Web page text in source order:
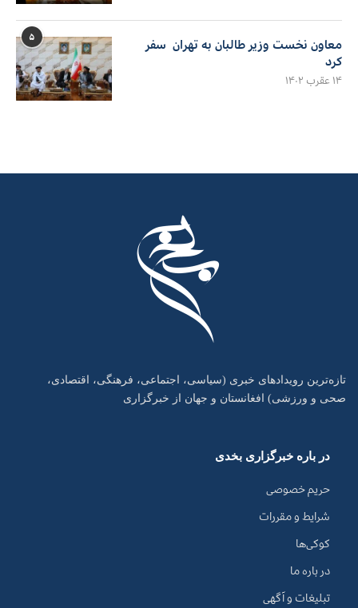
۵
معاون نخست وزیر طالبان به تهران سفر
کرد
۱۴ عقرب ۱۴۰۲
تازه‌ترین رویدادهای خبری (سیاسی، اجتماعی، فرهنگی، اقتصادی،
صحی و ورزشی) افغانستان و جهان از خبرگزاری
در باره خبرگزاری بخدی
حریم خصوصی
شرایط و مقررات
کوکی‌ها
در باره ما
تبلیغات و آگهی